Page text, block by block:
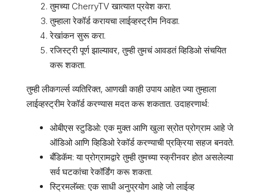
तुमच्या CherryTV खात्यात प्रवेश करा.
तुम्हाला रेकॉर्ड करायचा लाईव्हस्ट्रीम निवडा.
रेखांकन सुरू करा.
रजिस्ट्री पूर्ण झाल्यावर, तुम्ही तुमचं आवडतं व्हिडिओ संचयित
करू शकता.
तुम्ही लीकगर्ल्स व्यतिरिक्त, आणखी काही उपाय आहेत ज्या तुम्हाला
लाईव्हस्ट्रीम रेकॉर्ड करण्यास मदत करू शकतात. उदाहरणार्थ:
ओबीएस स्टुडिओ: एक मुक्त आणि खुला स्रोत प्रोग्राम आहे जे
ऑडिओ आणि व्हिडिओ रेकॉर्ड करण्याची प्रक्रिया सहज बनवते.
बँडिकॅम: या प्रोग्रामद्वारे तुम्ही तुमच्या स्क्रीनवर होत असलेल्या
सर्व घटकांचा रेकॉर्डिंग करू शकता.
स्ट्रिमलॅब्स: एक साधी अनुप्रयोग आहे जो लाईव्ह